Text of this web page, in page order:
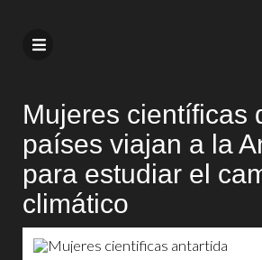
Mujeres científicas
países viajan a la
para estudiar el
climático